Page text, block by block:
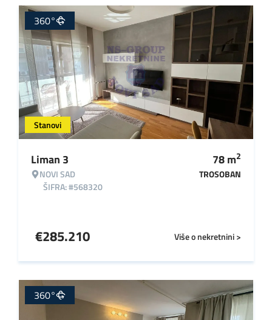
Stanovi
360°
Liman 3
NOVI SAD
ŠIFRA: #568320
78m2
TROSOBAN
Više o nekretnini >
€285.210
360°